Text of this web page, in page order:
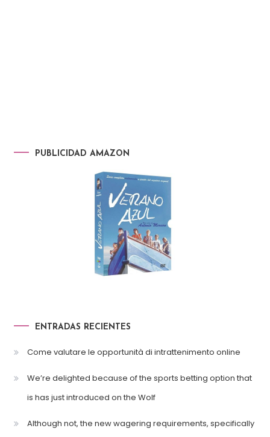
PUBLICIDAD AMAZON
ENTRADAS RECIENTES
Come valutare le opportunità di intrattenimento online
We’re delighted because of the sports betting option that
is has just introduced on the Wolf
Although not, the new wagering requirements, specifically